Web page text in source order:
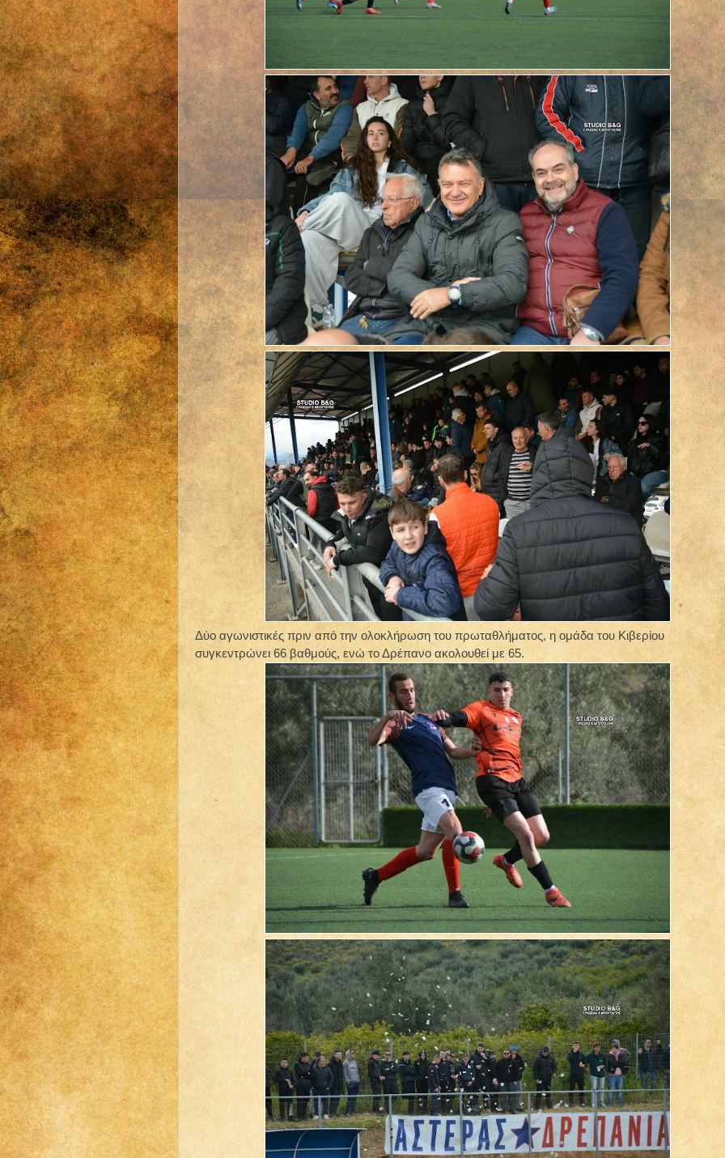
Δύο αγωνιστικές πριν από την ολοκλήρωση του πρωταθλήματος, η ομάδα του Κιβερίου
συγκεντρώνει 66 βαθμούς, ενώ το Δρέπανο ακολουθεί με 65.